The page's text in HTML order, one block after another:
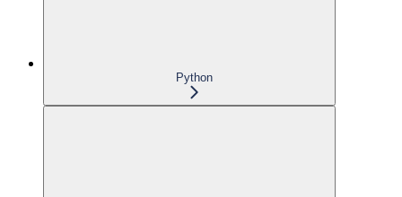
Python